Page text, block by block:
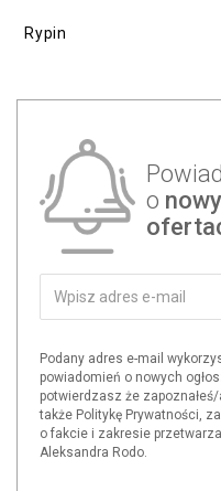
Rypin
o
Podany adres e-mail
powiadomień o nowych
potwierdzasz że
także Politykę Prywatności,
o fakcie i zakresie
Aleksandra Rodo.